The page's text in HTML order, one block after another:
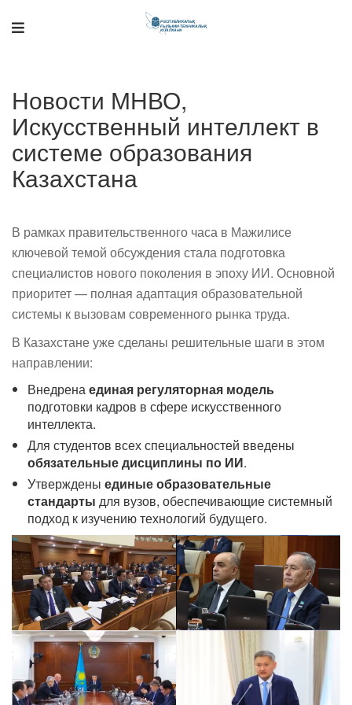
Новости МНВО,
Искусственный интеллект в
системе образования
Казахстана
В рамках правительственного часа в Мажилисе
ключевой темой обсуждения стала подготовка
специалистов нового поколения в эпоху ИИ. Основной
приоритет — полная адаптация образовательной
системы к вызовам современного рынка труда.
В Казахстане уже сделаны решительные шаги в этом
направлении:
Внедренаединая регуляторная модель
подготовки кадров в сфере искусственного
интеллекта.
Для студентов всех специальностей введены
обязательные дисциплины по ИИ.
Утверждены единые образовательные
стандарты для вузов, обеспечивающие системный
подход к изучению технологий будущего.